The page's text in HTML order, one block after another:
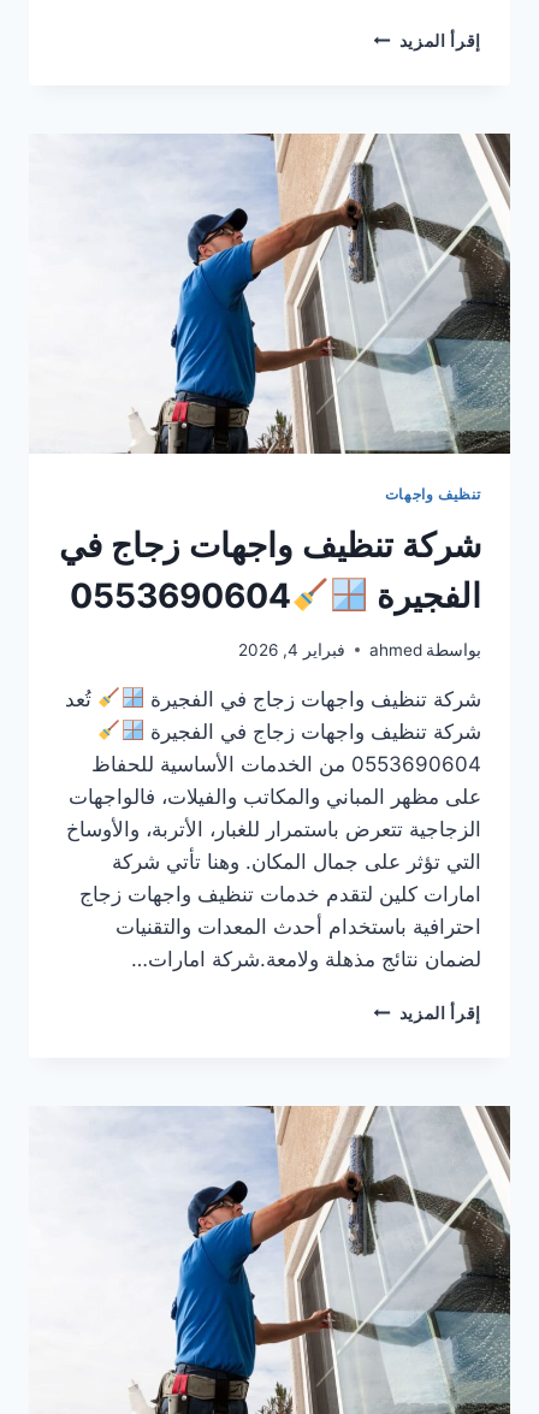
إقرأ المزيد شركة
دبي
0553690604
ضمان
100%
تنظيف واجهات
شركة تنظيف واجهات زجاج في
الفجيرة
0553690604
بواسطة ahmed فبراير 4, 2026
شركة تنظيف واجهات زجاج في الفجيرة
تُعد
شركة تنظيف واجهات زجاج في الفجيرة
0553690604 من الخدمات الأساسية للحفاظ
على مظهر المباني والمكاتب والفيلات، فالواجهات
الزجاجية تتعرض باستمرار للغبار، الأتربة، والأوساخ
التي تؤثر على جمال المكان. وهنا تأتي شركة
امارات كلين لتقدم خدمات تنظيف واجهات زجاج
احترافية باستخدام أحدث المعدات والتقنيات
لضمان نتائج مذهلة ولامعة.شركة امارات…
إقرأ المزيد شركة
في
الفجيرة
0553690604